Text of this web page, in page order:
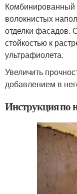
Комбинированный
волокнистых
отделки фасадов.
стойкостью к
ультрафиолета.
Увеличить
добавлением в
Инструкция по